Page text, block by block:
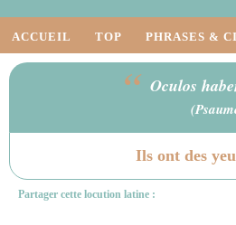
ACCUEIL TOP PHRASES &
“ Oculos
Ils ont des
Partager cette locution latine :